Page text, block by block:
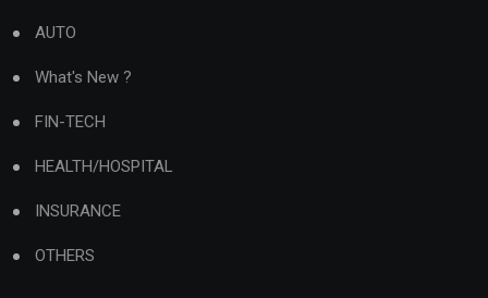
AUTO
What's New ?
FIN-TECH
HEALTH/HOSPITAL
INSURANCE
OTHERS